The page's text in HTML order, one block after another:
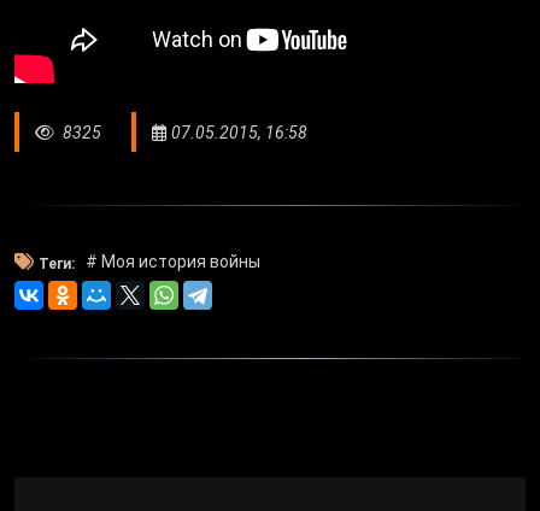
8325 07.05.2015, 16:58
Теги: # Моя история войны